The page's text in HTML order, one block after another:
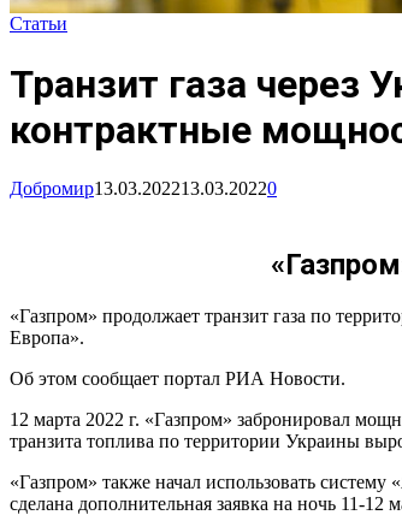
Статьи
Транзит газа через
контрактные
Добромир13.03.202213.03.20220
«Газпром» продолжает транзит газа по
Европа».
Об этом сообщает портал РИА Новости.
12 марта 2022 г. «Газпром» забронировал
транзита топлива по территории Украины
«Газпром» также начал использовать
сделана дополнительная заявка на ночь 11-12